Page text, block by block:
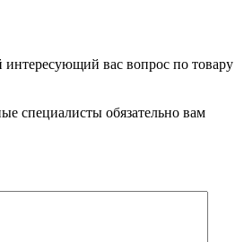
вас вопрос по товару
специалисты обязательно вам